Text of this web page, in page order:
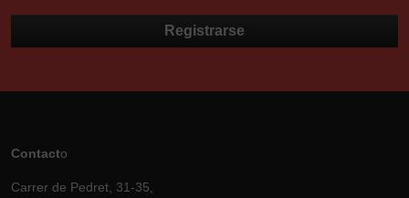
Registrarse
Contacto
Carrer de Pedret, 31-35,